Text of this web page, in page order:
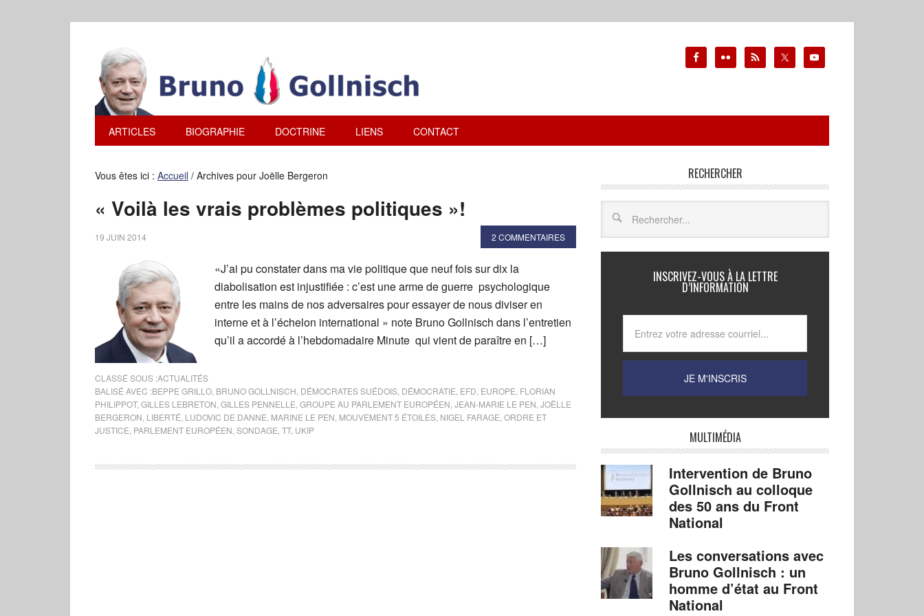
ARTICLES BIOGRAPHIE DOCTRINE LIENS CONTACT
Vous êtes ici : Accueil / Archives pour Joëlle Bergeron
« Voilà les vrais problèmes politiques »!
19 JUIN 2014 2 COMMENTAIRES
«J’ai pu constater dans ma vie politique que neuf fois sur dix la
diabolisation est injustifiée : c’est une arme de guerre psychologique
entre les mains de nos adversaires pour essayer de nous diviser en
interne et à l’échelon international » note Bruno Gollnisch dans l’entretien
qu’il a accordé à l’hebdomadaire Minute qui vient de paraître en […]
CLASSÉ SOUS :ACTUALITÉS
BALISÉ AVEC :BEPPE GRILLO BRUNO GOLLNISCH DÉMOCRATES SUÉDOIS DÉMOCRATIE EFD EUROPE FLORIAN
PHILIPPOT, GILLES LEBRETON GILLES PENNELLE GROUPE AU PARLEMENT EUROPÉEN JEAN-MARIE LE PEN JOËLLE
BERGERON LIBERTÉ LUDOVIC DE DANNE MARINE LE PEN MOUVEMENT 5 ÉTOILES NIGEL FARAGE ORDRE ET
JUSTICE PARLEMENT EUROPÉEN SONDAGE TT, UKIP
RECHERCHER
INSCRIVEZ-VOUS À LA LETTRE
D’INFORMATION
MULTIMÉDIA
Intervention de Bruno
Gollnisch au colloque
des 50 ans du Front
National
Les conversations avec
Bruno Gollnisch : un
homme d’état au Front
National